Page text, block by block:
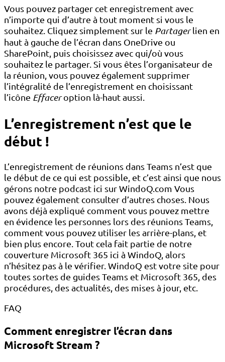
Vous pouvez partager cet enregistrement avec
n’importe qui d’autre à tout moment si vous le
souhaitez. Cliquez simplement sur le Partagerlien en
haut à gauche de l’écran dans OneDrive ou
SharePoint, puis choisissez avec qui/où vous
souhaitez le partager. Si vous êtes l’organisateur de
la réunion, vous pouvez également supprimer
l’intégralité de l’enregistrement en choisissant
l’icône Effaceroption là-haut aussi.
L’enregistrement n’est que le
début !
L’enregistrement de réunions dans Teams n’est que
le début de ce qui est possible, et c’est ainsi que nous
gérons notre podcast ici sur WindoQ.com Vous
pouvez également consulter d’autres choses. Nous
avons déjà expliqué comment vous pouvez mettre
en évidence les personnes lors des réunions Teams,
comment vous pouvez utiliser les arrière-plans, et
bien plus encore. Tout cela fait partie de notre
couverture Microsoft 365 ici à WindoQ, alors
n’hésitez pas à le vérifier. WindoQ est votre site pour
toutes sortes de guides Teams et Microsoft 365, des
procédures, des actualités, des mises à jour, etc.
FAQ
Comment enregistrer l’écran dans
Microsoft Stream ?